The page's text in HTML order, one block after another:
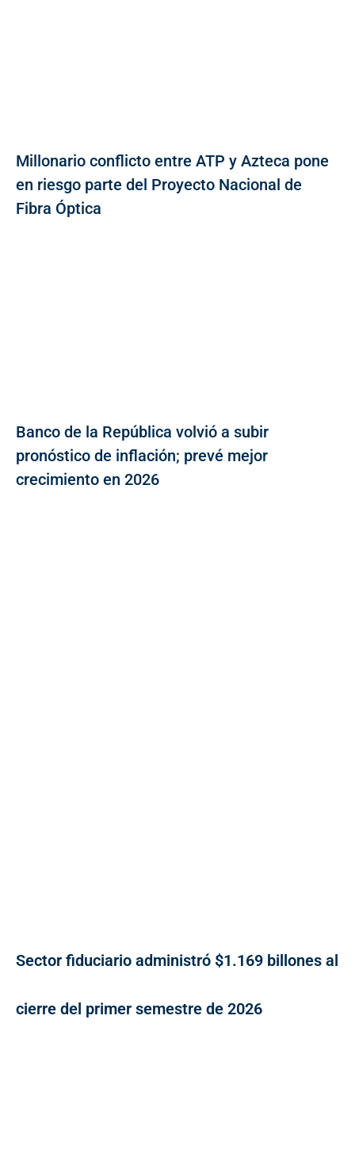
Millonario conflicto entre ATP y Azteca pone
en riesgo parte del Proyecto Nacional de
Fibra Óptica
Banco de la República volvió a subir
pronóstico de inflación; prevé mejor
crecimiento en 2026
Sector fiduciario administró $1.169 billones al
cierre del primer semestre de 2026